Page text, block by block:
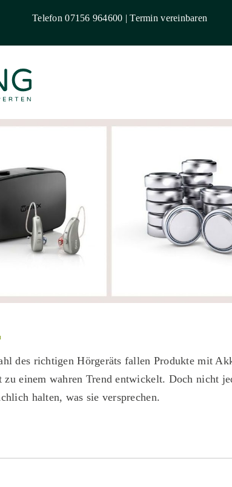
Telefon07156 964600 |Termin vereinbaren
des richtigen Hörgeräts fallen Produkte mit
zu einem wahren Trend entwickelt. Doch nicht
halten, was sie versprechen.